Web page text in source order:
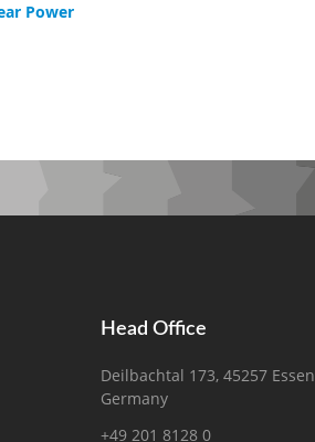
Power
Head Office
Deilbachtal 173, 45257 Essen
Germany
+49 201 8128 0